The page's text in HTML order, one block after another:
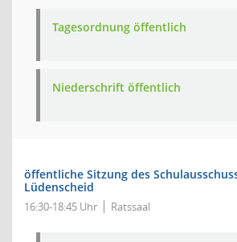
Tagesordnung öffentlich
Niederschrift öffentlich
öffentliche Sitzung des
Lüdenscheid
16:30-18:45 Uhr Ratssaal